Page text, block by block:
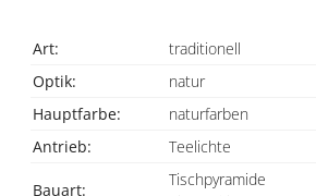
Art:
traditionell
Optik:
natur
Hauptfarbe:
naturfarben
Antrieb:
Teelichte
Bauart:
Tischpyramide